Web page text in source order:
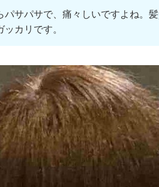
サパサで、痛々しいですよね。髪
カリです。